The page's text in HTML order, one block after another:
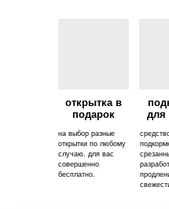
на выбор разные
открытки по любому
случаю. для вас
совершенно
бесплатно.
для
открытка в
подарок